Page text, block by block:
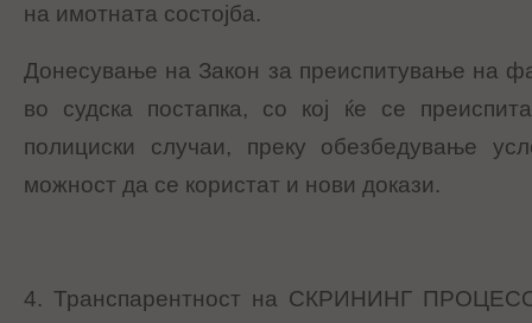
на имотната состојба.
Донесување на Закон за преиспитување на
во судска постапка, со кој ќе се
полициски случаи, преку обезбедување
можност да се користат и нови докази.
4. Транспарентност на СКРИНИНГ